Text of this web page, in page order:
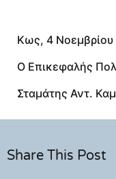
Κως, 4 Νοεμβρίου
Ο Επικεφαλής
Σταμάτης Αντ.
Share This Post